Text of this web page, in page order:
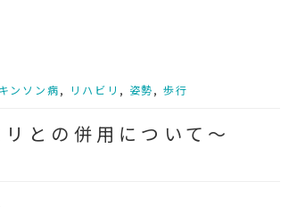
ンソン病, リハビリ , 姿勢,歩行
との併用について～